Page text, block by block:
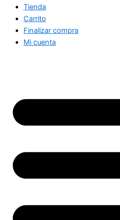
Tienda
Carrito
Finalizar compra
Mi cuenta